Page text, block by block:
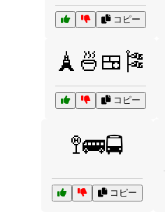
コピー
🗼🍜🍱🎏
コピー
🚏🚌🚍
コピー